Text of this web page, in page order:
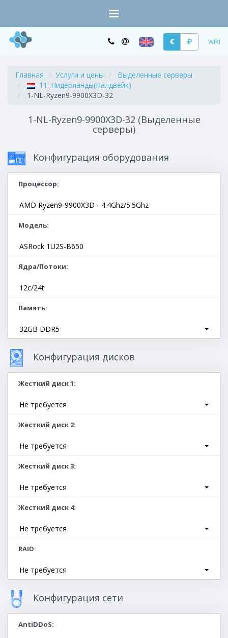
wiki
Главная Услуги и цены
Выделенные серверы
11: Нидерланды(Налдвейк)
1-NL-Ryzen9-9900X3D-32
1-NL-Ryzen9-9900X3D-32 (Выделенные
серверы)
Конфигурация оборудования
Процессор
AMD Ryzen9-9900X3D - 4.4Ghz/5.5Ghz
Модель
ASRock 1U2S-B650
Ядра/Потоки
12c/24t
Память
32GB DDR5
Конфигурация дисков
Жесткий диск 1
Не требуется
Жесткий диск 2
Не требуется
Жесткий диск 3
Не требуется
Жесткий диск 4
Не требуется
RAID
Не требуется
Конфигурация сети
AntiDDoS